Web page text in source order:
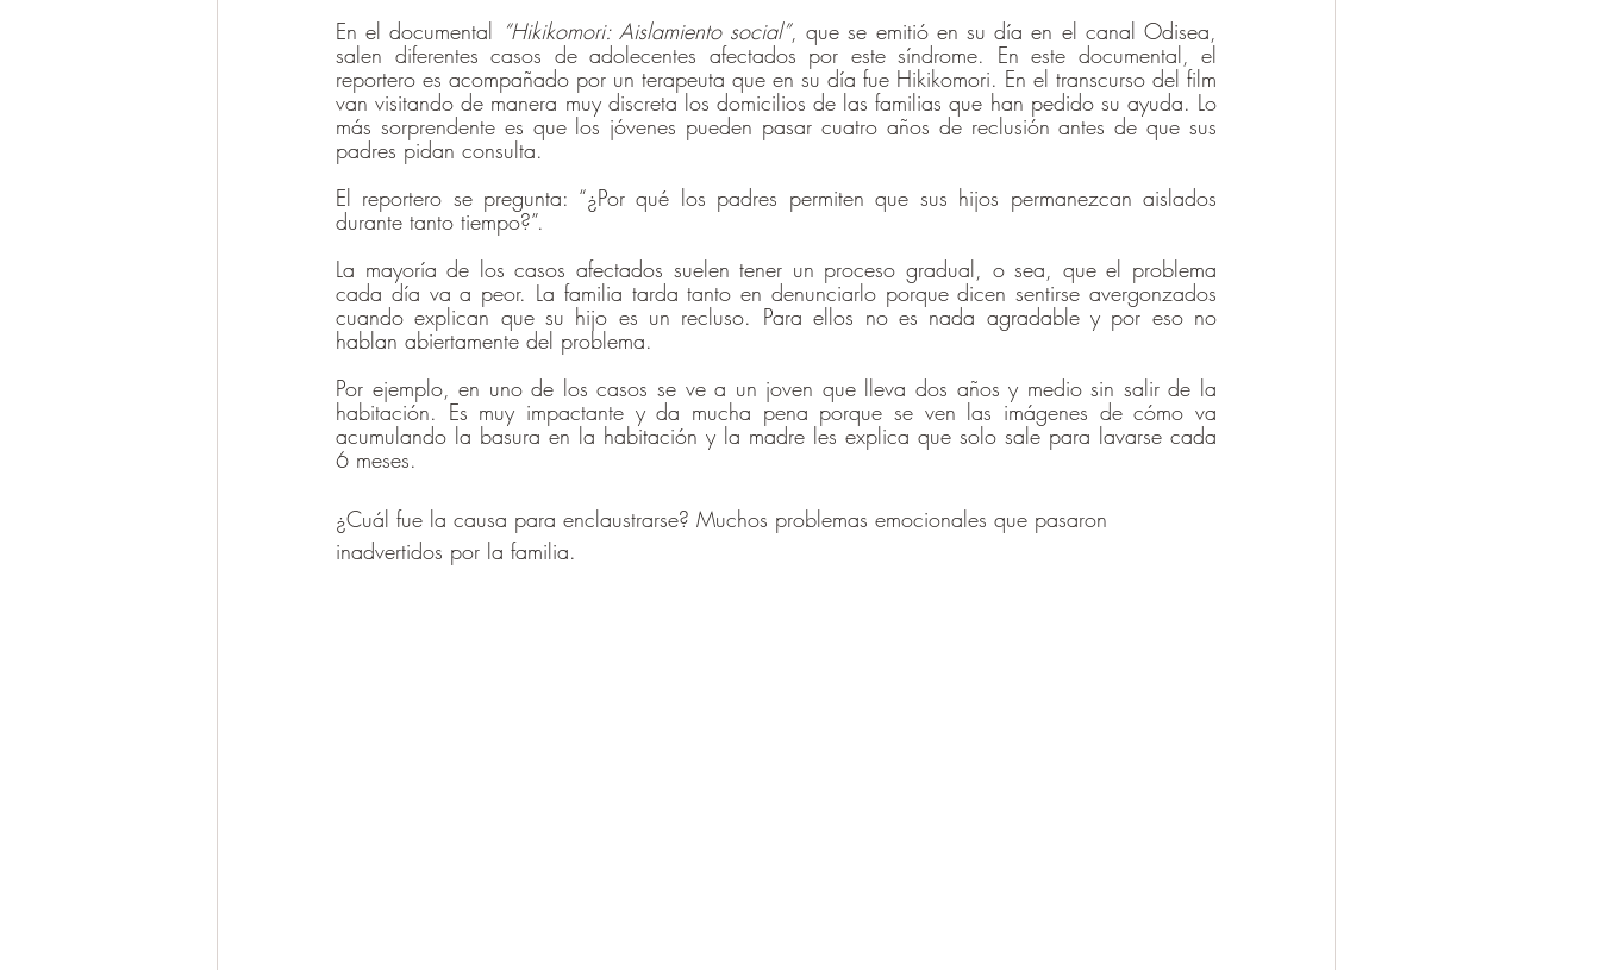
En el documental “Hikikomori: Aislamiento social”, que se emitió en su día en el canal Odisea,
salen diferentes casos de adolecentes afectados por este síndrome. En este documental, el
reportero es acompañado por un terapeuta que en su día fue Hikikomori. En el transcurso del film
van visitando de manera muy discreta los domicilios de las familias que han pedido su ayuda. Lo
más sorprendente es que los jóvenes pueden pasar cuatro años de reclusión antes de que sus
padres pidan consulta.
El reportero se pregunta: “¿Por qué los padres permiten que sus hijos permanezcan aislados
durante tanto tiempo?”.
La mayoría de los casos afectados suelen tener un proceso gradual, o sea, que el problema
cada día va a peor. La familia tarda tanto en denunciarlo porque dicen sentirse avergonzados
cuando explican que su hijo es un recluso. Para ellos no es nada agradable y por eso no
hablan abiertamente del problema.
Por ejemplo, en uno de los casos se ve a un joven que lleva dos años y medio sin salir de la
habitación. Es muy impactante y da mucha pena porque se ven las imágenes de cómo va
acumulando la basura en la habitación y la madre les explica que solo sale para lavarse cada
6 meses.
¿Cuál fue la causa para enclaustrarse? Muchos problemas emocionales que pasaron
inadvertidos por la familia.